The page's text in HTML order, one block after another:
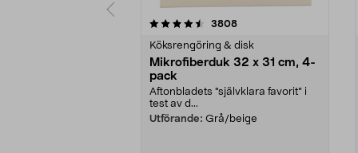
3808recensioner
Köksrengöring & disk
Mikrofiberduk 32 x 31 cm, 4-
pack
Aftonbladets "självklara favorit” i
test av d...
Utförande: Grå/beige
4.0av 5 stjärnor